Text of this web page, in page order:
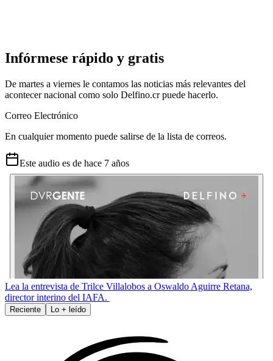
Infórmese rápido y gratis
De martes a viernes le contamos las noticias más relevantes del
acontecer nacional como solo Delfino.cr puede hacerlo.
Correo Electrónico
En cualquier momento puede salirse de la lista de correos.
Este audio es de hace 7 años
Lea la entrevista de Trilce Villalobos a Oswaldo Aguirre Retana,
director interino del IAFA.
Reciente Lo + leído